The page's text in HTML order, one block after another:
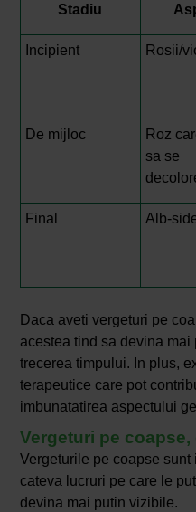
Stadiu
Incipient Rosii/
De mijloc
Roz
sa se
Final Alb-
Daca aveti vergeturi pe
acestea tind sa devina
trecerea timpului. In plus,
terapeutice care pot
imbunatatirea aspectului
Vergeturi pe
Vergeturile pe coapse
cateva lucruri pe care le
devina mai putin vizibile.